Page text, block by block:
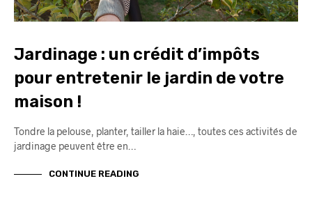
Jardinage : un crédit d’impôts
pour entretenir le jardin de votre
maison !
Tondre la pelouse, planter, tailler la haie…, toutes ces activités de
jardinage peuvent être en…
CONTINUE READING